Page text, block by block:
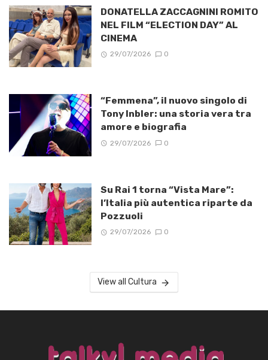
DONATELLA ZACCAGNINI ROMITO
NEL FILM “ELECTION DAY” AL
CINEMA
29/07/2026 0
“Femmena”, il nuovo singolo di
Tony Inbler: una storia vera tra
amore e biografia
29/07/2026 0
Su Rai 1 torna “Vista Mare”:
l’Italia più autentica riparte da
Pozzuoli
29/07/2026 0
View all Cultura